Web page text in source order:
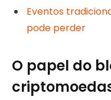
Eventos
pode perder
O papel do